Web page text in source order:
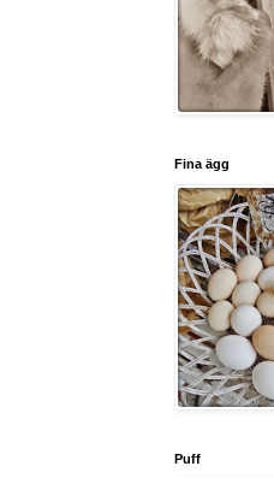
Fina ägg
Puff